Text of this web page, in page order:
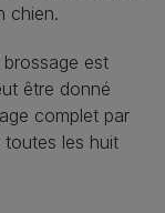
chien.
brossage est
être donné
complet par
les huit